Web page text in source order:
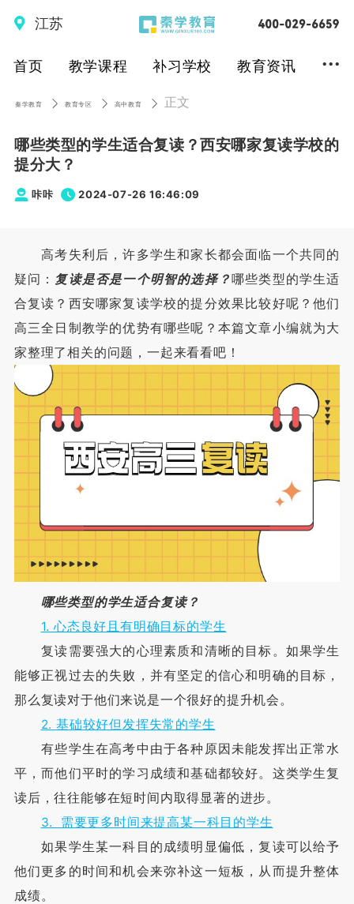
江苏
首页 教学课程 补习学校 教育资讯 ...
秦学教育 教育专区 高中教育 正文
哪些类型的学生适合复读？西安哪家复读学校的
提分大？
咔咔 2024-07-26 16:46:09
高考失利后，许多学生和家长都会面临一个共同的
疑问： 复读是否是一个明智的选择？哪些类型的学生适
合复读？西安哪家复读学校的提分效果比较好呢？他们
高三全日制教学的优势有哪些呢？本篇文章小编就为大
家整理了相关的问题，一起来看看吧！
哪些类型的学生适合复读？
1. 心态良好且有明确目标的学生
复读需要强大的心理素质和清晰的目标。如果学生
能够正视过去的失败，并有坚定的信心和明确的目标，
那么复读对于他们来说是一个很好的提升机会。
2. 基础较好但发挥失常的学生
有些学生在高考中由于各种原因未能发挥出正常水
平，而他们平时的学习成绩和基础都较好。这类学生复
读后，往往能够在短时间内取得显著的进步。
3. 需要更多时间来提高某一科目的学生
如果学生某一科目的成绩明显偏低，复读可以给予
他们更多的时间和机会来弥补这一短板，从而提升整体
成绩。